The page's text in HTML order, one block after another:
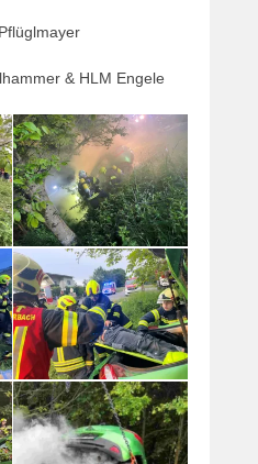
& HLM Engele